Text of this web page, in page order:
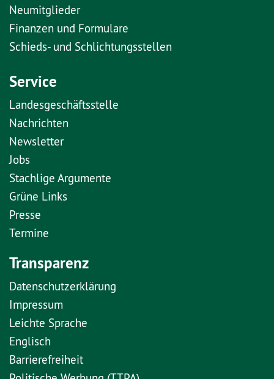
Neumitglieder
Finanzen und Formulare
Schieds- und Schlichtungsstellen
Service
Landesgeschäftsstelle
Nachrichten
Newsletter
Jobs
Stachlige Argumente
Grüne Links
Presse
Termine
Transparenz
Datenschutzerklärung
Impressum
Leichte Sprache
Englisch
Barrierefreiheit